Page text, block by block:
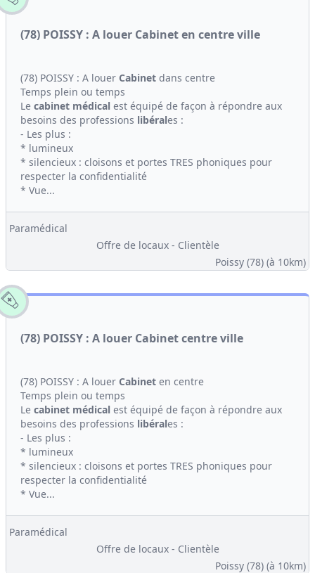
(78) POISSY : A louer Cabinet en centre ville
(78) POISSY : A louer Cabinet dans centre
Temps plein ou temps
Le cabinet médical est équipé de façon à répondre aux
besoins des professions libérales :
- Les plus :
* lumineux
* silencieux : cloisons et portes TRES phoniques pour
respecter la confidentialité
* Vue...
Paramédical
Offre de locaux - Clientèle
Poissy (78) (à 10km)
(78) POISSY : A louer Cabinet centre ville
(78) POISSY : A louer Cabinet en centre
Temps plein ou temps
Le cabinet médical est équipé de façon à répondre aux
besoins des professions libérales :
- Les plus :
* lumineux
* silencieux : cloisons et portes TRES phoniques pour
respecter la confidentialité
* Vue...
Paramédical
Offre de locaux - Clientèle
Poissy (78) (à 10km)